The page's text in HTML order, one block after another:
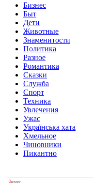
Бизнес
Быт
Дети
Животные
Знаменитости
Политика
Разное
Романтика
Сказки
Служба
Спорт
Техника
Увлечения
Ужас
Українська хата
Хмельное
Чиновники
Пикантно